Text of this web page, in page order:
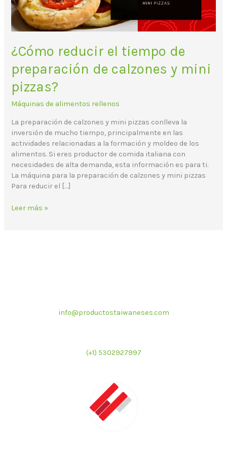
¿Cómo reducir el tiempo de
preparación de calzones y mini
pizzas?
Máquinas de alimentos rellenos
La preparación de calzones y mini pizzas conlleva la
inversión de mucho tiempo, principalmente en las
actividades relacionadas a la formación y moldeo de los
alimentos. Si eres productor de comida italiana con
necesidades de alta demanda, esta información es para ti.
La máquina para la preparación de calzones y mini pizzas
Para reducir el […]
y
mini
pizzas?
Leer más »
info@productostaiwaneses.com
(+1) 5302927997